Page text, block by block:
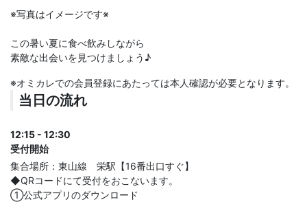
※写真はイメージです※
この暑い夏に食べ飲みしながら
素敵な出会いを見つけましょう♪
※オミカレでの会員登録にあたっては本人確認が必要となります。
当日の流れ
12:15 - 12:30
受付開始
集合場所：東山線 栄駅【16番出口すぐ】
◆QRコードにて受付をおこないます。
①公式アプリのダウンロード